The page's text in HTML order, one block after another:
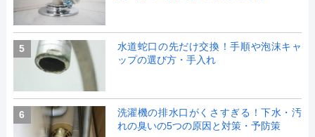
5
水道蛇口の先だけ交換！手順や泡沫キャ
ップの選び方・手入れ
6
洗濯機の排水口がくさすぎる！下水・汚
れの臭いの5つの原因と対策・予防策